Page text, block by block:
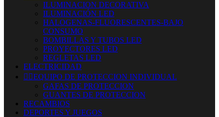
ILUMINACION DECORATIVA
ILUMINACIÓN LED
HALOGENAS-FLUORESCENTES-BAJO
CONSUMO
BOMBILLAS Y TUBOS LED
PROYECTORES LED
REGLETAS LED
ELECTRICIDAD
 EQUIPO DE PROTECCION INDIVIDUAL
GAFAS DE PROTECCION
GUANTES DE PROTECCION
RECAMBIOS
DEPORTES Y JUEGOS